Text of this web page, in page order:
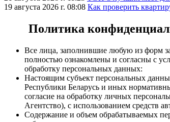
19 августа 2026 г. 08:08 Как проверить
Политика
Все лица, заполнившие любую из форм
полностью ознакомлены и согласны с
обработку персональных данных:
Настоящим субъект персональных
Республики Беларусь и иных
согласие на обработку личных
Агентство), с использованием средств
Содержание и объем обрабатываемых